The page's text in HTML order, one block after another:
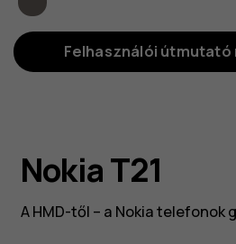
Felhasználói
Nokia T21
A HMD-től – a Nokia telefonok